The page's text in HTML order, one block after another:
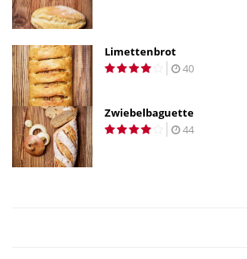
Limettenbrot
40
Zwiebelbaguette
44